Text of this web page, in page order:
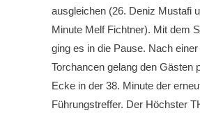
ausgleichen (26. Deniz Mustafi
Minute Melf Fichtner). Mit dem
ging es in die Pause. Nach
Torchancen gelang den Gästen
Ecke in der 38. Minute der
Führungstreffer. Der Höchster